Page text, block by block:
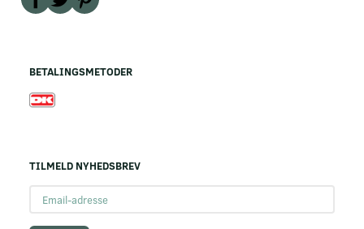
BETALINGSMETODER
TILMELD NYHEDSBREV
adresse